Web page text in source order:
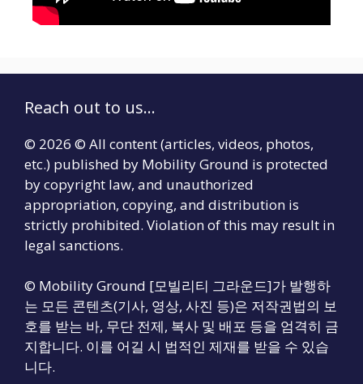
Reach out to us...
© 2026 © All content (articles, videos, photos,
etc.) published by Mobility Ground is protected
by copyright law, and unauthorized
appropriation, copying, and distribution is
strictly prohibited. Violation of this may result in
legal sanctions.
© Mobility Ground [모빌리티 그라운드]가 발행하
는 모든 콘텐츠(기사, 영상, 사진 등)은 저작권법의 보
호를 받는 바, 무단 전제, 복사 및 배포 등을 엄격히 금
지합니다. 이를 어길 시 법적인 제재를 받을 수 있습
니다.